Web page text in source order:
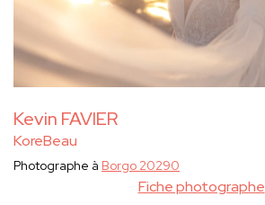
Kevin FAVIER
KoreBeau
Fiche photographe
Photographe à Borgo 20290